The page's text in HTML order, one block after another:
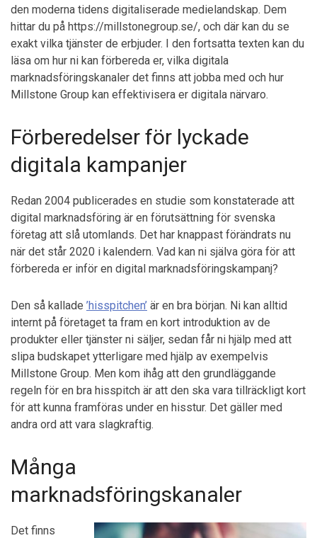
den moderna tidens digitaliserade medielandskap. Dem
hittar du på https://millstonegroup.se/, och där kan du se
exakt vilka tjänster de erbjuder. I den fortsatta texten kan du
läsa om hur ni kan förbereda er, vilka digitala
marknadsföringskanaler det finns att jobba med och hur
Millstone Group kan effektivisera er digitala närvaro.
Förberedelser för lyckade
digitala kampanjer
Redan 2004 publicerades en studie som konstaterade att
digital marknadsföring är en förutsättning för svenska
företag att slå utomlands. Det har knappast förändrats nu
när det står 2020 i kalendern. Vad kan ni själva göra för att
förbereda er inför en digital marknadsföringskampanj?
Den så kallade ’hisspitchen’ är en bra början. Ni kan alltid
internt på företaget ta fram en kort introduktion av de
produkter eller tjänster ni säljer, sedan får ni hjälp med att
slipa budskapet ytterligare med hjälp av exempelvis
Millstone Group. Men kom ihåg att den grundläggande
regeln för en bra hisspitch är att den ska vara tillräckligt kort
för att kunna framföras under en hisstur. Det gäller med
andra ord att vara slagkraftig.
Många
marknadsföringskanaler
Det finns